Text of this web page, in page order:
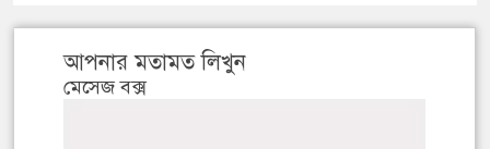
আপনার মতামত লিখুন
মেসেজ বক্স